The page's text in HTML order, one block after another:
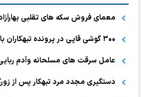
معمای فروش سکه های تقلبی
۳۰۰ گوشی قاپی در پرونده تبهکاران باند«کوچولوی یک دست»!
عامل سرقت های مسلحانه وآدم
دستگیری مجدد مرد تبهکار پس از